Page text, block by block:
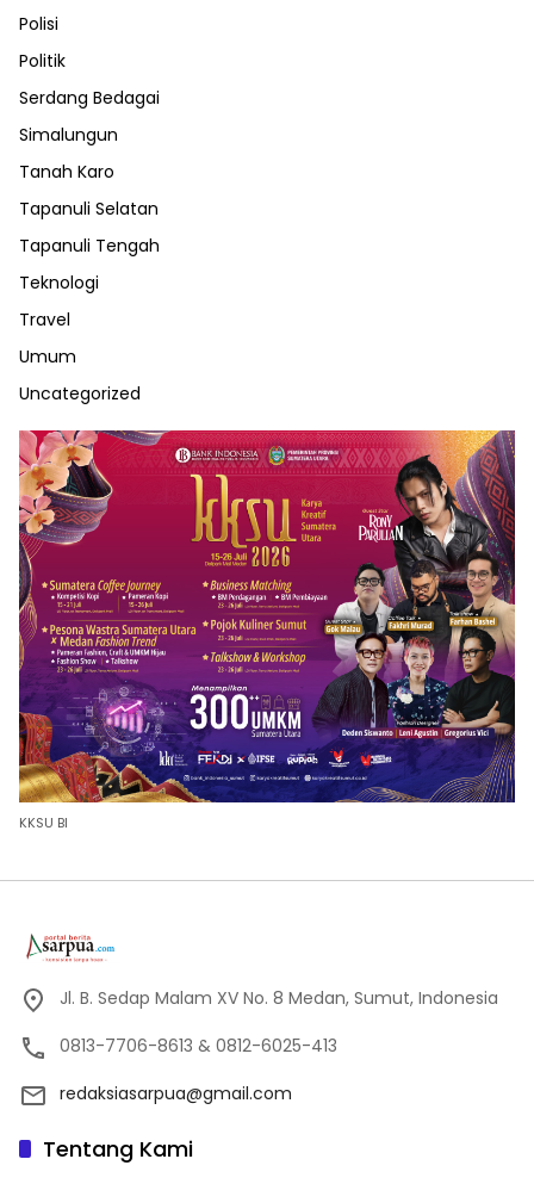
Polisi
Politik
Serdang Bedagai
Simalungun
Tanah Karo
Tapanuli Selatan
Tapanuli Tengah
Teknologi
Travel
Umum
Uncategorized
KKSU BI
Jl. B. Sedap Malam XV No. 8 Medan, Sumut, Indonesia
0813-7706-8613 & 0812-6025-413
redaksiasarpua@gmail.com
Tentang Kami